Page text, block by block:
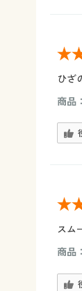
ひざ
商品：
スム
商品：